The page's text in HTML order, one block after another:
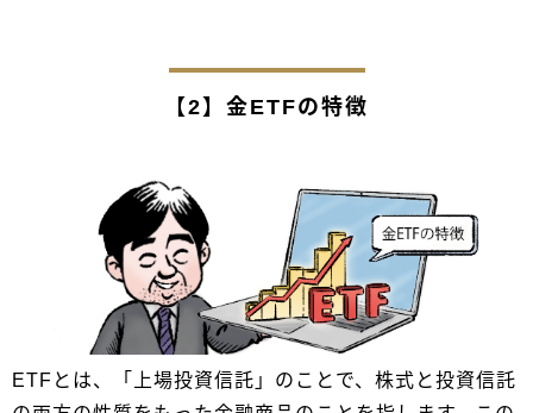
【2】金ETFの特徴
ETFとは、「上場投資信託」のことで、株式と投資信託